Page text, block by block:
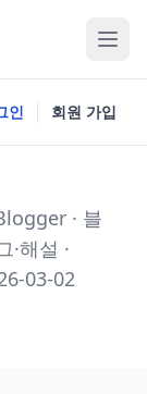
인 회원 가입
· 블
·해설 ·
03-02